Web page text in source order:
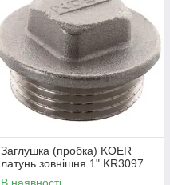
Заглушка (пробка) KOER
латунь зовнішня 1" KR3097